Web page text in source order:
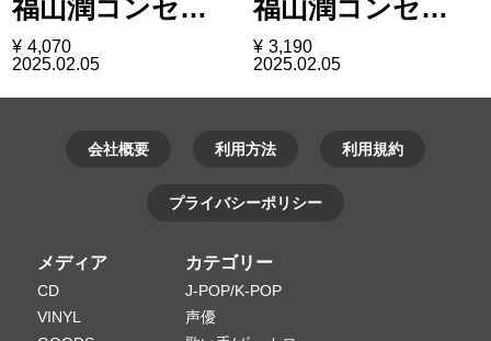
福山潤コンセ…
¥ 4,070
2025.02.05
福山潤コンセ…
¥ 3,190
2025.02.05
会社概要 利用方法 利用規約
プライバシーポリシー
メディア
CD
VINYL
カテゴリー
J-POP/K-POP
声優